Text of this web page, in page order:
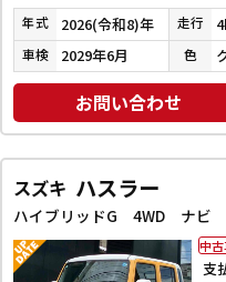
年式 2026(令和8)年 走行
車検 2029年6月 色
お問い合わせ
スズキ ハスラー
支
中